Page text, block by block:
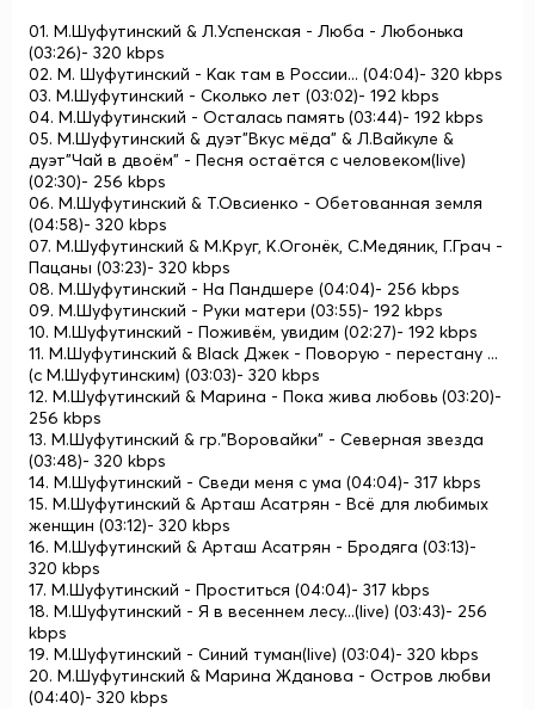
01. М.Шуфутинский & Л.Успенская - Люба - Любонька
(03:26)- 320 kbps
02. М. Шуфутинский - Как там в России... (04:04)- 320 kbps
03. М.Шуфутинский - Сколько лет (03:02)- 192 kbps
04. М.Шуфутинский - Осталась память (03:44)- 192 kbps
05. М.Шуфутинский & дуэт"Вкус мёда" & Л.Вайкуле &
дуэт"Чай в двоём" - Песня остаётся с человеком(live)
(02:30)- 256 kbps
06. М.Шуфутинский & Т.Овсиенко - Обетованная земля
(04:58)- 320 kbps
07. М.Шуфутинский & М.Круг, К.Огонёк, С.Медяник, Г.Грач -
Пацаны (03:23)- 320 kbps
08. М.Шуфутинский - На Пандшере (04:04)- 256 kbps
09. М.Шуфутинский - Руки матери (03:55)- 192 kbps
10. М.Шуфутинский - Поживём, увидим (02:27)- 192 kbps
11. М.Шуфутинский & Black Джек - Поворую - перестану ...
(с М.Шуфутинским) (03:03)- 320 kbps
12. М.Шуфутинский & Марина - Пока жива любовь (03:20)-
256 kbps
13. М.Шуфутинский & гр."Воровайки" - Северная звезда
(03:48)- 320 kbps
14. М.Шуфутинский - Сведи меня с ума (04:04)- 317 kbps
15. М.Шуфутинский & Арташ Асатрян - Всё для любимых
женщин (03:12)- 320 kbps
16. М.Шуфутинский & Арташ Асатрян - Бродяга (03:13)-
320 kbps
17. М.Шуфутинский - Проститься (04:04)- 317 kbps
18. М.Шуфутинский - Я в весеннем лесу...(live) (03:43)- 256
kbps
19. М.Шуфутинский - Синий туман(live) (03:04)- 320 kbps
20. М.Шуфутинский & Марина Жданова - Остров любви
(04:40)- 320 kbps